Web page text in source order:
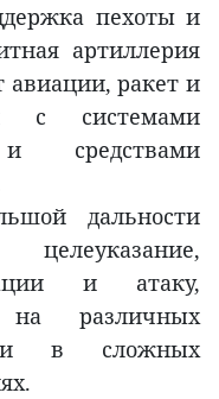
пехоты и
артиллерия
ракет и
с системами
средствами
дальности
и атаку,
на различных
и в сложных